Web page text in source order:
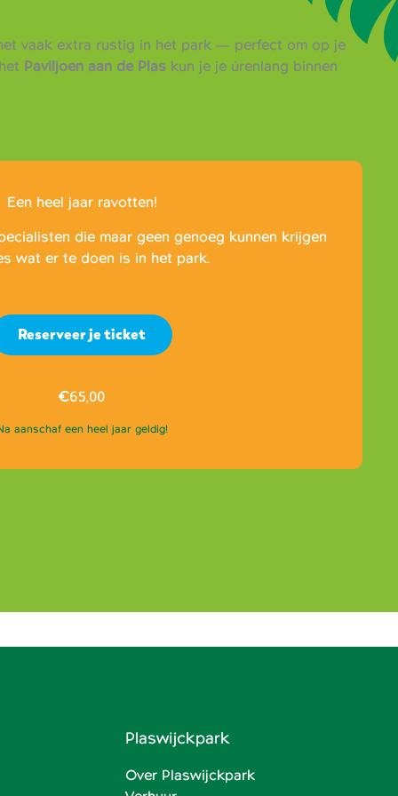
vaak extra rustig in het park — perfect om op je
Paviljoen aan de Plas kun je je úrenlang binnen
Een heel jaar ravotten!
die maar geen genoeg kunnen krijgen
wat er te doen is in het park.
Reserveer je ticket
€65,00
aanschaf een heel jaar geldig!
Plaswijckpark
Over Plaswijckpark